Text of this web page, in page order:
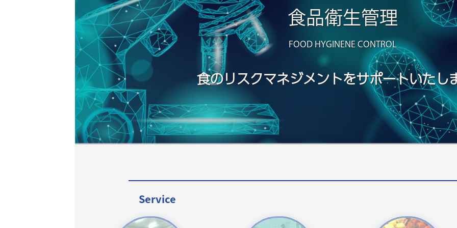
食品衛生管理
FOOD HYGINENE CONTROL
食のリスクマネジメントをサポートいたし
Service